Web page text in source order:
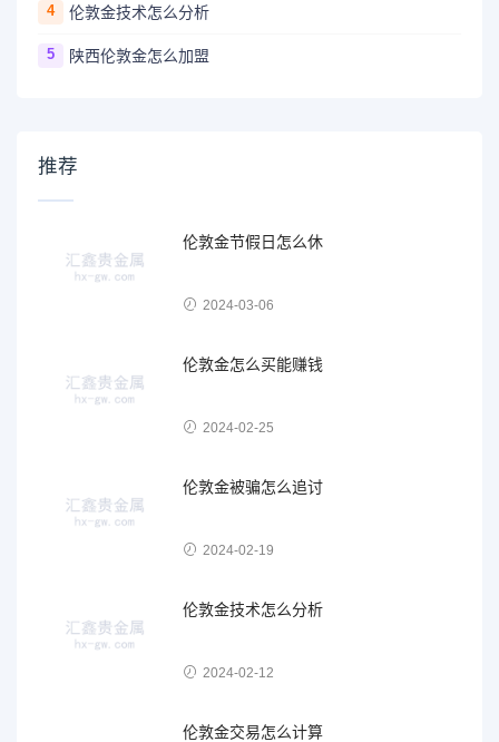
4 伦敦金技术怎么分析
5 陕西伦敦金怎么加盟
推荐
伦敦金节假日怎么休
2024-03-06
伦敦金怎么买能赚钱
2024-02-25
伦敦金被骗怎么追讨
2024-02-19
伦敦金技术怎么分析
2024-02-12
伦敦金交易怎么计算